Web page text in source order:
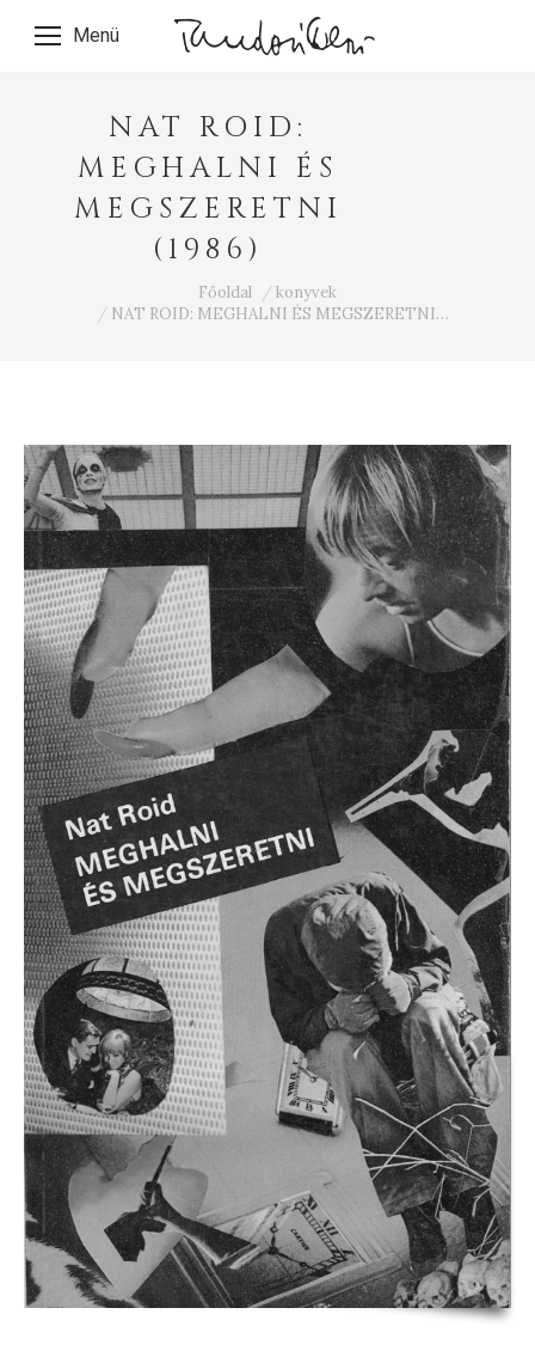
Menü
NAT ROID:
MEGHALNI ÉS
MEGSZERETNI
(1986)
Főoldal
konyvek
NAT ROID: MEGHALNI ÉS MEGSZERETNI…